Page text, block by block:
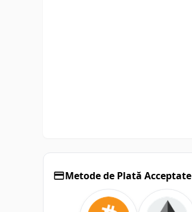
Metode de Plată Acceptate